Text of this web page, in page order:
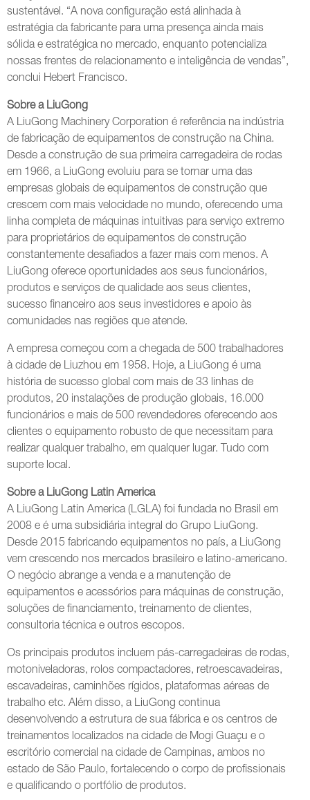
sustentável. “A nova configuração está alinhada à
estratégia da fabricante para uma presença ainda mais
sólida e estratégica no mercado, enquanto potencializa
nossas frentes de relacionamento e inteligência de vendas”,
conclui Hebert Francisco.
Sobre a LiuGong
A LiuGong Machinery Corporation é referência na indústria
de fabricação de equipamentos de construção na China.
Desde a construção de sua primeira carregadeira de rodas
em 1966, a LiuGong evoluiu para se tornar uma das
empresas globais de equipamentos de construção que
crescem com mais velocidade no mundo, oferecendo uma
linha completa de máquinas intuitivas para serviço extremo
para proprietários de equipamentos de construção
constantemente desafiados a fazer mais com menos. A
LiuGong oferece oportunidades aos seus funcionários,
produtos e serviços de qualidade aos seus clientes,
sucesso financeiro aos seus investidores e apoio às
comunidades nas regiões que atende.
A empresa começou com a chegada de 500 trabalhadores
à cidade de Liuzhou em 1958. Hoje, a LiuGong é uma
história de sucesso global com mais de 33 linhas de
produtos, 20 instalações de produção globais, 16.000
funcionários e mais de 500 revendedores oferecendo aos
clientes o equipamento robusto de que necessitam para
realizar qualquer trabalho, em qualquer lugar. Tudo com
suporte local.
Sobre a LiuGong Latin America
A LiuGong Latin America (LGLA) foi fundada no Brasil em
2008 e é uma subsidiária integral do Grupo LiuGong.
Desde 2015 fabricando equipamentos no país, a LiuGong
vem crescendo nos mercados brasileiro e latino-americano.
O negócio abrange a venda e a manutenção de
equipamentos e acessórios para máquinas de construção,
soluções de financiamento, treinamento de clientes,
consultoria técnica e outros escopos.
Os principais produtos incluem pás-carregadeiras de rodas,
motoniveladoras, rolos compactadores, retroescavadeiras,
escavadeiras, caminhões rígidos, plataformas aéreas de
trabalho etc. Além disso, a LiuGong continua
desenvolvendo a estrutura de sua fábrica e os centros de
treinamentos localizados na cidade de Mogi Guaçu e o
escritório comercial na cidade de Campinas, ambos no
estado de São Paulo, fortalecendo o corpo de profissionais
e qualificando o portfólio de produtos.